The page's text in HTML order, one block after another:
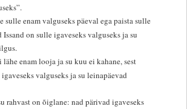
sulle enam valguseks päeval ega paista sulle
on sulle igaveseks valguseks ja su
lähe enam looja ja su kuu ei kahane, sest
valguseks ja su leinapäevad
rahvast on õiglane: nad pärivad igaveseks